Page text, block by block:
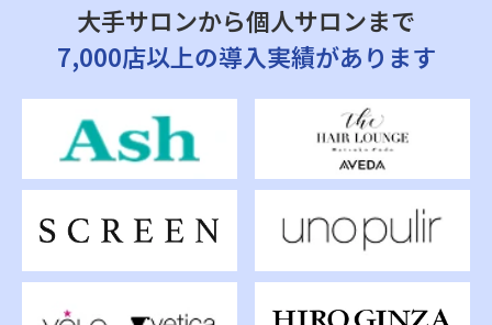
大手サロンから個人サロンまで
7,000店以上の導入実績があります